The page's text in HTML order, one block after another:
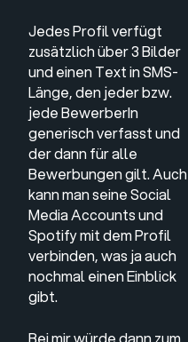
Jedes Profil verfügt
zusätzlich über 3 Bilder
und einen Text in SMS-
Länge, den jeder bzw.
jede BewerberIn
generisch verfasst und
der dann für alle
Bewerbungen gilt. Auch
kann man seine Social
Media Accounts und
Spotify mit dem Profil
verbinden, was ja auch
nochmal einen Einblick
gibt.
Bei mir würde dann zum